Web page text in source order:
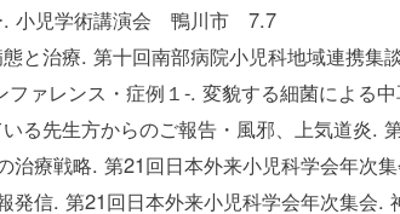
. 小児学術講演会 鴨川市 7.7
と治療. 第十回南部病院小児科地域連携
ファレンス・症例１-. 変貌する細菌によ
る先生方からのご報告・風邪、上気道炎
治療戦略. 第21回日本外来小児科学会年
発信. 第21回日本外来小児科学会年次集会